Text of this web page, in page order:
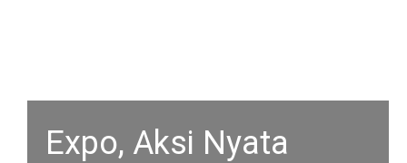
Expo, Aksi Nyata